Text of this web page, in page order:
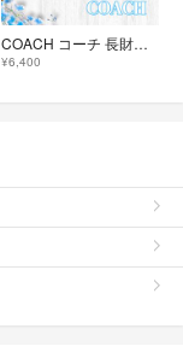
COACH コーチ 長財布 パープル
¥6,400